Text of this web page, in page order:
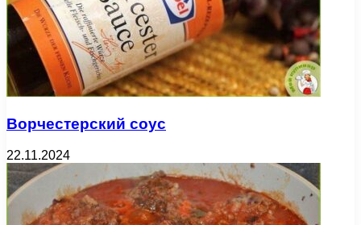
Ворчестерский соус
22.11.2024